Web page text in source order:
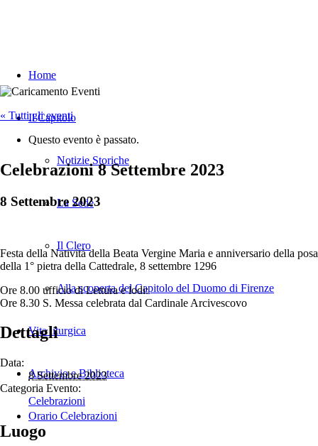
Home
Il Capitolo
Notizie Storiche
La Sede
Il Clero
Alla scoperta del Capitolo del Duomo di Firenze
Vita liturgica
Archivio e Biblioteca
Orario Celebrazioni
« Tutti gli eventi
Questo evento è passato.
Celebrazioni 8 Settembre 2023
8 Settembre 2023
Festa della Natività della Beata Vergine Maria e anniversario della posa
della 1° pietra della Cattedrale, 8 settembre 1296
Ore 8.00 ufficio di Lettura e lodi:
Ore 8.30 S. Messa celebrata dal Cardinale Arcivescovo
Dettagli
Data:
8 Settembre 2023
Categoria Evento:
Celebrazioni
Luogo